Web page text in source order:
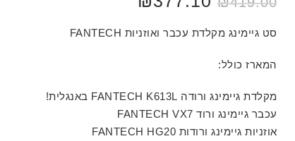
סט גיימינג מקלדת עכבר ואוזניות FANTECH
המארז כולל:
מקלדת גיימינג ורודה FANTECH K613L באנגלית!
עכבר גיימינג ורוד FANTECH VX7
אוזניות גיימינג ורודות FANTECH HG20